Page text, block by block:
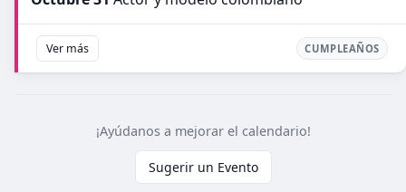
Ver más CUMPLEAÑOS
¡Ayúdanos a mejorar el calendario!
Sugerir un Evento